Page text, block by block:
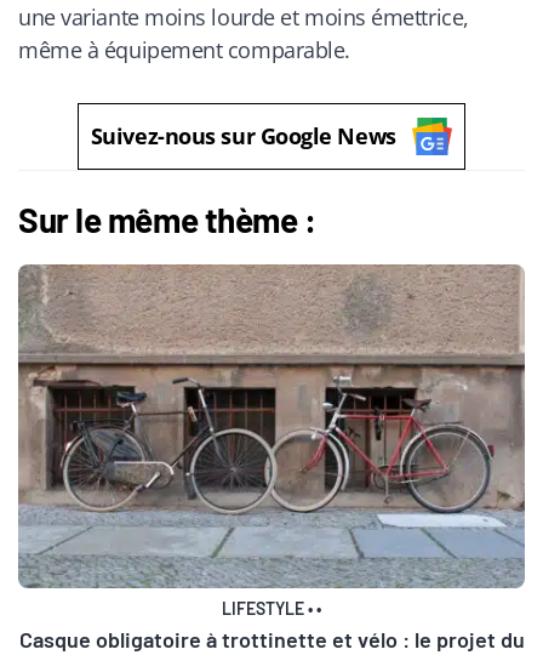
une variante moins lourde et moins émettrice,
même à équipement comparable.
Suivez-nous sur Google News
Sur le même thème :
LIFESTYLE••
Casque obligatoire à trottinette et vélo : le projet du